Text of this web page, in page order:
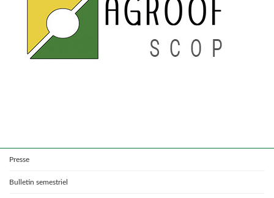
Presse
Bulletin semestriel